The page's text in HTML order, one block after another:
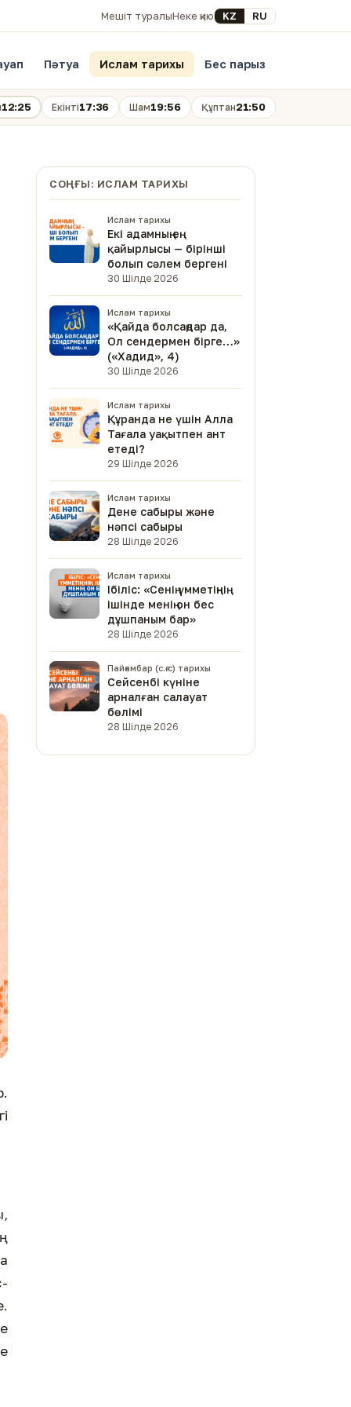
Мешіт туралыНеке қиюSelect your language
KZ RU
Пәтуа Ислам тарихы Бес парыз
12:25 Екінті17:36 Шам19:56 Құптан21:50
СОҢҒЫ: ИСЛАМ ТАРИХЫ
Ислам тарихы
Екі адамның ең
қайырлысы — бірінші
болып сәлем бергені
30 Шілде 2026
Ислам тарихы
«Қайда болсаңдар да,
Ол сендермен бірге…»
(«Хадид», 4)
30 Шілде 2026
Ислам тарихы
Құранда не үшін Алла
Тағала уақытпен ант
етеді?
29 Шілде 2026
Ислам тарихы
Дене сабыры және
нәпсі сабыры
28 Шілде 2026
Ислам тарихы
Ібіліс: «Сенің үмметіңнің
ішінде менің он бес
дұшпаным бар»
28 Шілде 2026
Пайғамбар (с.ғ.с) тарихы
Сейсенбі күніне
арналған салауат
бөлімі
28 Шілде 2026